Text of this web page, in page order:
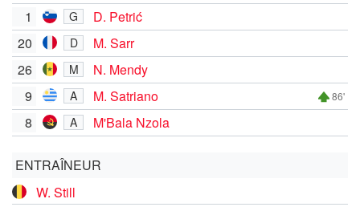
1 G
D. Petrić
20
D
M. Sarr
26
M
N. Mendy
9
A M. Satriano 86'
8 A M'Bala Nzola
ENTRAÎNEUR
W. Still